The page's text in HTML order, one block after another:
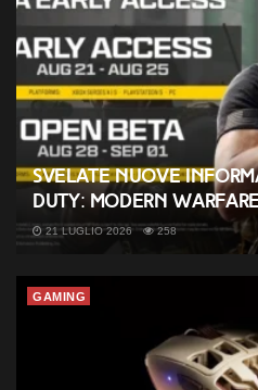
Svelate nuove
Duty: Modern
21 LUGLIO 2026 258
GAMING